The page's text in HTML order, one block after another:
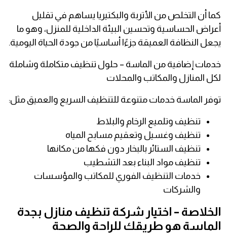
كما أن التخلص من الأتربة والبكتيريا يساهم في تقليل
أعراض الحساسية وتحسين البيئة الداخلية للمنزل، وهو ما
يجعل النظافة العميقة جزءًا أساسيًا من جودة الحياة اليومية.
خدمات إضافية من الماسة – حلول تنظيف متكاملة وشاملة
لكل المنازل والمكاتب والمحلات
توفر الماسة خدمات متنوعة للتنظيف السريع والعميق مثل:
تنظيف وتلميع الرخام والبلاط
تنظيف وغسيل وتعقيم مسابح المياه
تنظيف الستائر بالبخار دون فكها من مكانها
تنظيف مواد البناء بعد التشطيب
خدمات التنظيف الفوري للمكاتب والمؤسسات
والشركات
الخلاصة – اختيار شركة تنظيف منازل بجدة
الماسة هو طريقك للراحة والصحة